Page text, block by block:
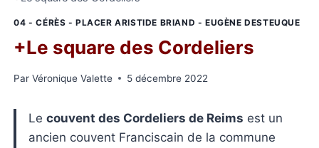
04 - CÉRÈS - PLACER ARISTIDE BRIAND - EUGÈNE DESTEUQUE
+Le square des Cordeliers
Par Véronique Valette 5 décembre 2022
Lecouvent des Cordeliers de Reims est un
ancien couvent Franciscain de la commune